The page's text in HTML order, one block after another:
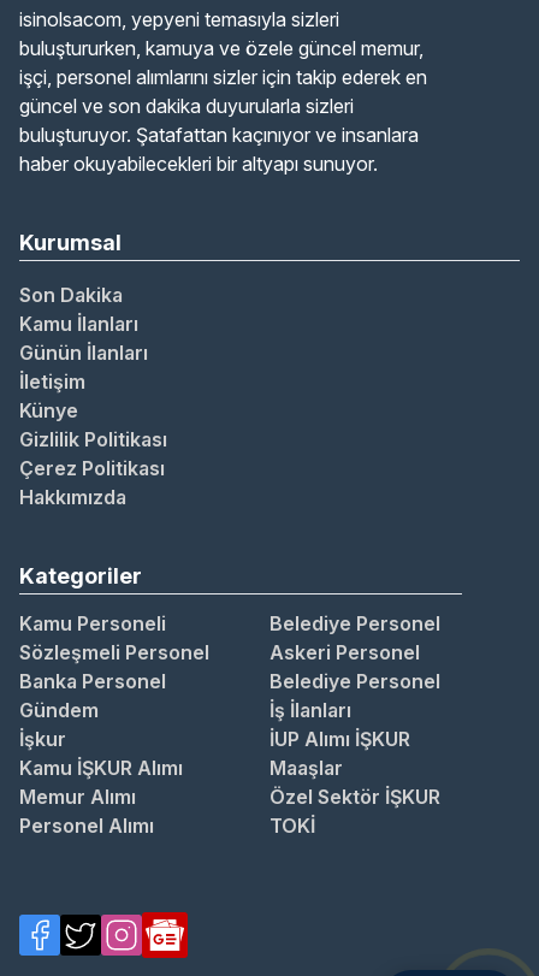
isinolsacom, yepyeni temasıyla sizleri
buluştururken, kamuya ve özele güncel memur,
işçi, personel alımlarını sizler için takip ederek en
güncel ve son dakika duyurularla sizleri
buluşturuyor. Şatafattan kaçınıyor ve insanlara
haber okuyabilecekleri bir altyapı sunuyor.
Kurumsal
Son Dakika
Kamu İlanları
Günün İlanları
İletişim
Künye
Gizlilik Politikası
Çerez Politikası
Hakkımızda
Kategoriler
Kamu Personeli
Belediye Personel
Sözleşmeli Personel
Askeri Personel
Banka Personel
Belediye Personel
Gündem
İş İlanları
İşkur
İUP Alımı İŞKUR
Kamu İŞKUR Alımı
Maaşlar
Memur Alımı
Özel Sektör İŞKUR
Personel Alımı
TOKİ